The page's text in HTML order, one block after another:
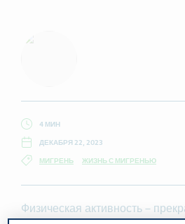
4 МИН
ДЕКАБРЯ 22, 2023
МИГРЕНЬ ЖИЗНЬ С МИГРЕНЬЮ
Физическая активность –